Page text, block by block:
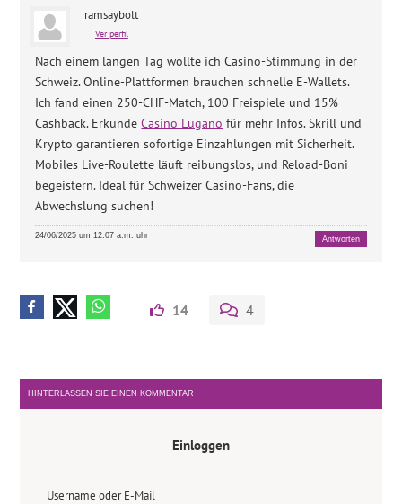
ramsaybolt
Ver perfil
Nach einem langen Tag wollte ich Casino-Stimmung in der
Schweiz. Online-Plattformen brauchen schnelle E-Wallets.
Ich fand einen 250-CHF-Match, 100 Freispiele und 15%
Cashback. ErkundeCasino Lugano für mehr Infos. Skrill und
Krypto garantieren sofortige Einzahlungen mit Sicherheit.
Mobiles Live-Roulette läuft reibungslos, und Reload-Boni
begeistern. Ideal für Schweizer Casino-Fans, die
Abwechslung suchen!
24/06/2025 um 12:07 a.m. uhr Antworten
14 4
HINTERLASSEN SIE EINEN KOMMENTAR
Einloggen
Username oder E-Mail